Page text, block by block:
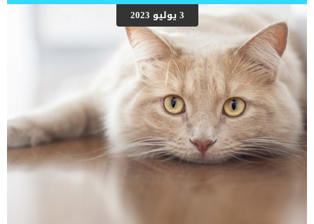
على شكل مجموعة من المراحل التى يتدرجها الكلب الى ان يصل الى
النهاية. اهم علامات وفاة الكلاب بسبب قصور القلب الاحتقانى كما ذكرنا
ستكون هذه العلامات عبارة عن مراحل متدرجة الى المرحلة الاخيرة وهى
الوفاة. _المرحلة الاولى, تظهر ان الكلب معرض لخطر الإصابة بسرطان
القلب ، ولكن ليس لديه أعراض ولا تغييرات في القلب. _المرحلة
الثانية,يعاني الكلب […]
3 يوليو 2023